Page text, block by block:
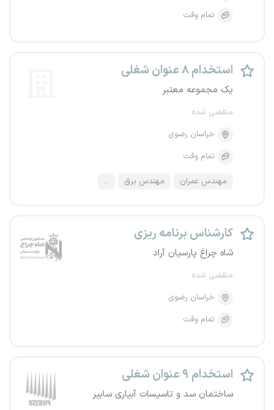
تمام وقت
استخدام ۸ عنوان شغلی
یک مجموعه معتبر
منقضی شده
خراسان رضوی
تمام وقت
مهندس عمران مهندس برق ...
کارشناس برنامه ریزی
شاه چراغ پارسیان آراد
منقضی شده
خراسان رضوی
تمام وقت
استخدام ۹ عنوان شغلی
ساختمان سد و تاسیسات آبیاری سابیر